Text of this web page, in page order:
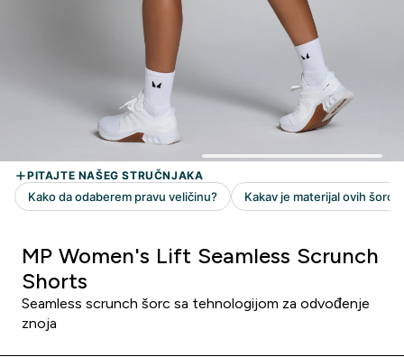
MP Women's Lift Seamless Scrunch
Shorts
Seamless scrunch šorc sa tehnologijom za odvođenje
znoja